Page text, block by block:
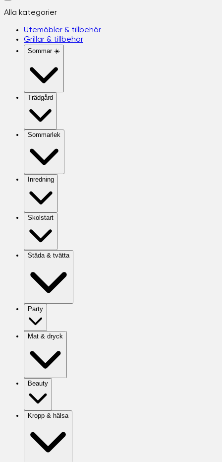
Alla kategorier
Utemöbler & tillbehör
Grillar & tillbehör
Sommar ☀️
Trädgård
Sommarlek
Inredning
Skolstart
Städa & tvätta
Party
Mat & dryck
Beauty
Kropp & hälsa